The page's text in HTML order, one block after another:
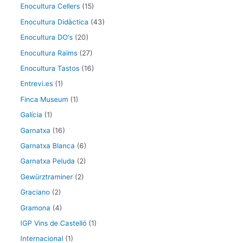
Enocultura Cellers (15)
Enocultura Didàctica (43)
Enocultura DO's (20)
Enocultura Raïms (27)
Enocultura Tastos (16)
Entrevi.es (1)
Finca Museum (1)
Galícia (1)
Garnatxa (16)
Garnatxa Blanca (6)
Garnatxa Peluda (2)
Gewürztraminer (2)
Graciano (2)
Gramona (4)
IGP Vins de Castelló (1)
Internacional (1)